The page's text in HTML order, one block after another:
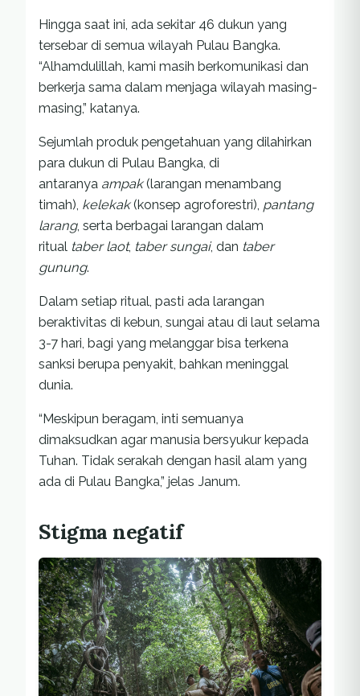
Hingga saat ini, ada sekitar 46 dukun yang
tersebar di semua wilayah Pulau Bangka.
“Alhamdulillah, kami masih berkomunikasi dan
berkerja sama dalam menjaga wilayah masing-
masing,” katanya.
Sejumlah produk pengetahuan yang dilahirkan
para dukun di Pulau Bangka, di
antaranya ampak(larangan menambang
timah), kelekak(konsep agroforestri), pantang
larang, serta berbagai larangan dalam
ritual taber laot, taber sungai, dan taber
gunung.
Dalam setiap ritual, pasti ada larangan
beraktivitas di kebun, sungai atau di laut selama
3-7 hari, bagi yang melanggar bisa terkena
sanksi berupa penyakit, bahkan meninggal
dunia.
“Meskipun beragam, inti semuanya
dimaksudkan agar manusia bersyukur kepada
Tuhan. Tidak serakah dengan hasil alam yang
ada di Pulau Bangka,” jelas Janum.
Stigma negatif